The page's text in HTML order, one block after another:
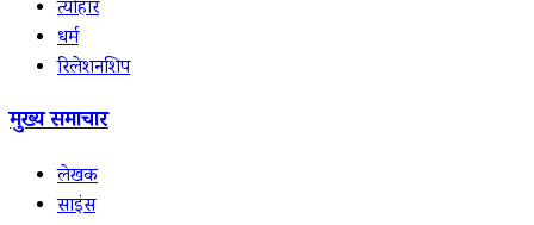
त्योहार
धर्म
रिलेशनशिप
मुख्य समाचार
लेखक
साइंस